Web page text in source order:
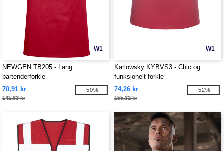
W1
NEWGEN TB205 - Lang
bartenderforkle
70,91 kr
141,83 kr
-50%
W1
Karlowsky KYBVS3 - Chic og
funksjonelt forkle
74,26 kr
155,32 kr
-52%